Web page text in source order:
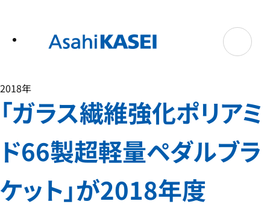
2018年
「ガラス繊維強化ポリアミ
ド66製超軽量ペダルブラ
ケット」が2018年度